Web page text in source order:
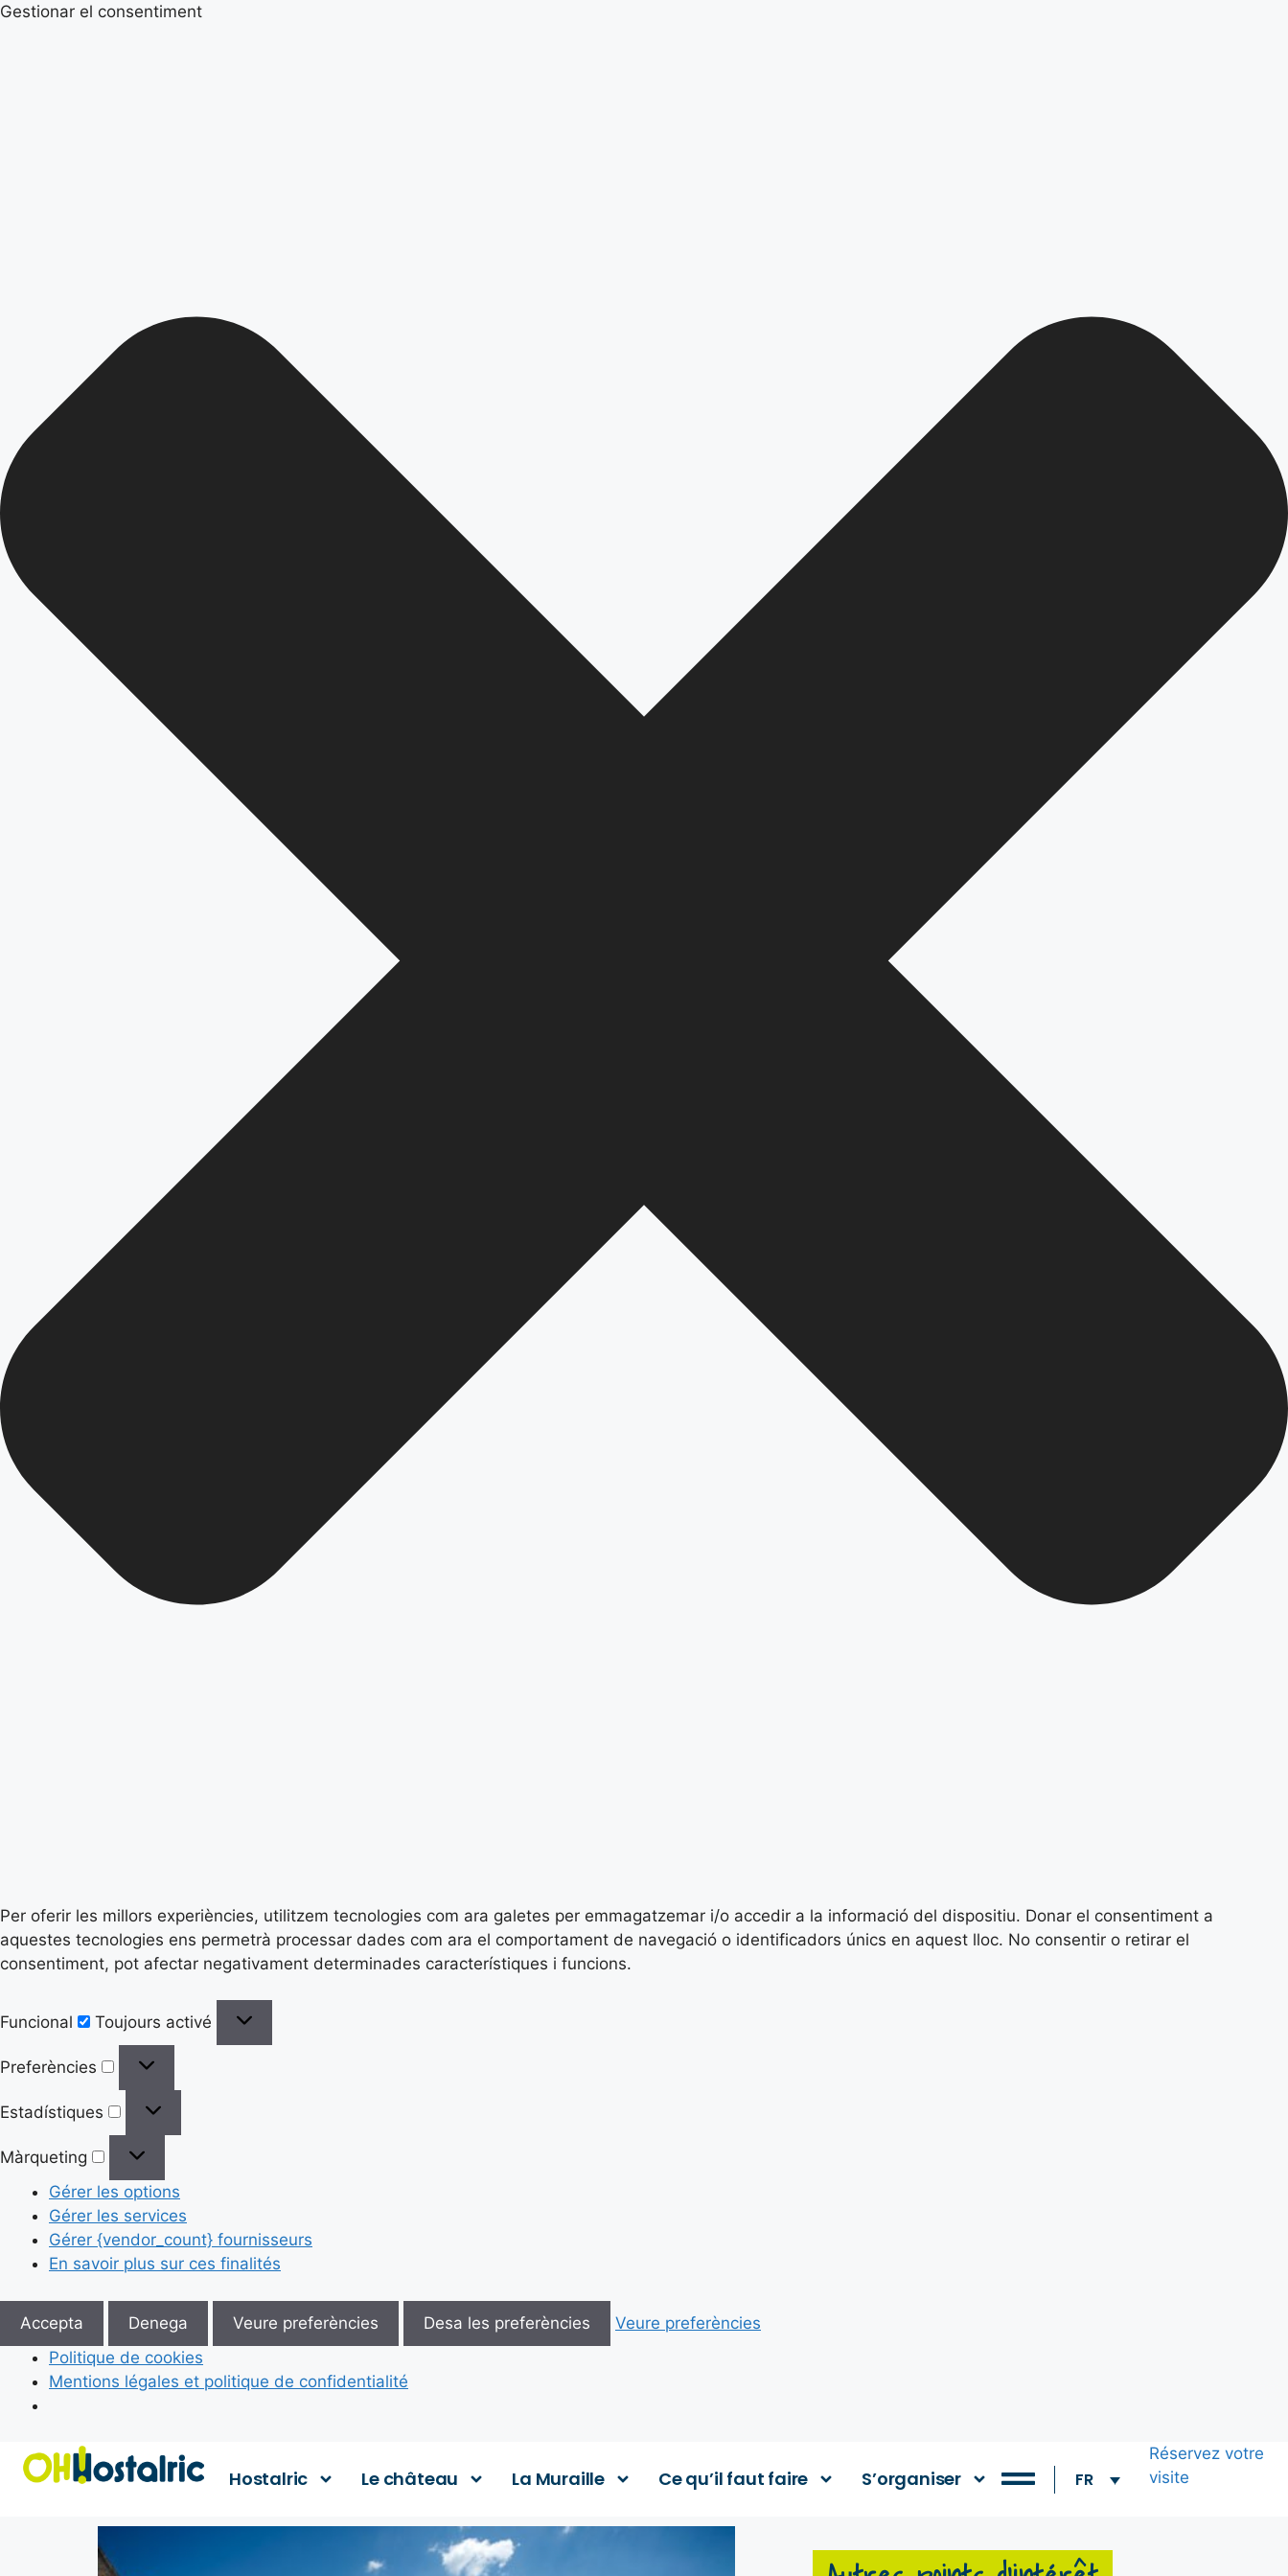
Gestionar el consentiment
Per oferir les millors experiències, utilitzem tecnologies com ara galetes per emmagatzemar i/o accedir a la informació del dispositiu. Donar el consentiment a
aquestes tecnologies ens permetrà processar dades com ara el comportament de navegació o identificadors únics en aquest lloc. No consentir o retirar el
consentiment, pot afectar negativament determinades característiques i funcions.
Funcional Toujours activé
Preferències
Estadístiques
Màrqueting
Gérer les options
Gérer les services
Gérer {vendor_count} fournisseurs
En savoir plus sur ces finalités
Accepta Denega Veure preferències Desa les preferències
Veure preferències
Politique de cookies
Mentions légales et politique de confidentialité
Hostalric Le château La Muraille Ce qu’il faut faire S’organiser FR
Réservez votre
visite